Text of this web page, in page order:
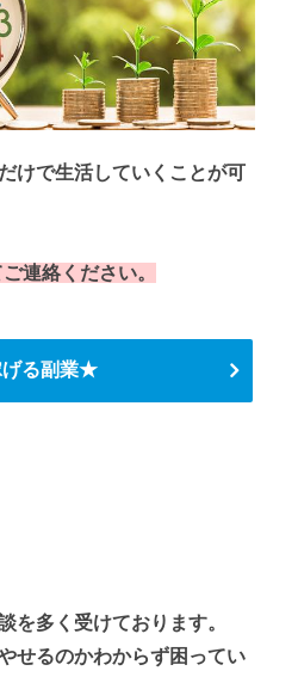
けで生活していくことが可
連絡ください。
る副業★
を多く受けております。
せるのかわからず困ってい